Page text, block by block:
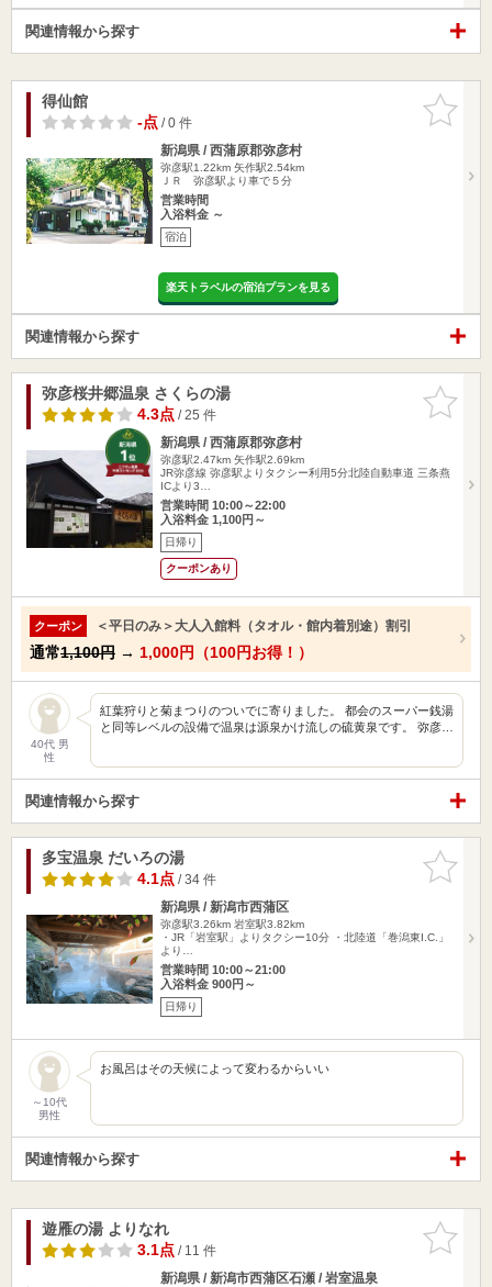
関連情報から探す
お気に入
りに追加
得仙館
-点/ 0 件
新潟県 / 西蒲原郡弥彦村
弥彦駅1.22km 矢作駅2.54km
ＪＲ 弥彦駅より車で５分
営業時間
入浴料金 ～
宿泊
楽天トラベルの宿泊プランを見る
関連情報から探す
お気に入
りに追加
弥彦桜井郷温泉 さくらの湯
4.3点/ 25 件
新潟県 / 西蒲原郡弥彦村
弥彦駅2.47km 矢作駅2.69km
JR弥彦線 弥彦駅よりタクシー利用5分北陸自動車道 三条燕
ICより3…
営業時間 10:00～22:00
入浴料金 1,100円～
日帰り
クーポンあり
クーポン ＜平日のみ＞大人入館料（タオル・館内着別途）割引
通常1,100円 → 1,000円（100円お得！）
40代 男
性
紅葉狩りと菊まつりのついでに寄りました。 都会のスーパー銭湯
と同等レベルの設備で温泉は源泉かけ流しの硫黄泉です。 弥彦…
関連情報から探す
お気に入
りに追加
多宝温泉 だいろの湯
4.1点/ 34 件
新潟県 / 新潟市西蒲区
弥彦駅3.26km 岩室駅3.82km
・JR「岩室駅」よりタクシー10分 ・北陸道「巻潟東I.C.」
より…
営業時間 10:00～21:00
入浴料金 900円～
日帰り
～10代
男性
お風呂はその天候によって変わるからいい
関連情報から探す
お気に入
りに追加
遊雁の湯 よりなれ
3.1点/ 11 件
新潟県 / 新潟市西蒲区石瀬 / 岩室温泉